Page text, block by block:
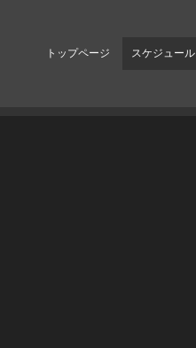
トップページ スケジュール